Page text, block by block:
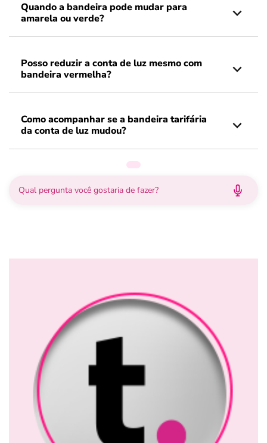
Quando a bandeira pode mudar para
amarela ou verde?
Posso reduzir a conta de luz mesmo com
bandeira vermelha?
Como acompanhar se a bandeira tarifária
da conta de luz mudou?